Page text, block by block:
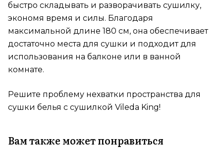
быстро складывать и разворачивать сушилку,
экономя время и силы. Благодаря
максимальной длине 180 см, она обеспечивает
достаточно места для сушки и подходит для
использования на балконе или в ванной
комнате.
Решите проблему нехватки пространства для
сушки белья с сушилкой Vileda King!
Вам также может понравиться